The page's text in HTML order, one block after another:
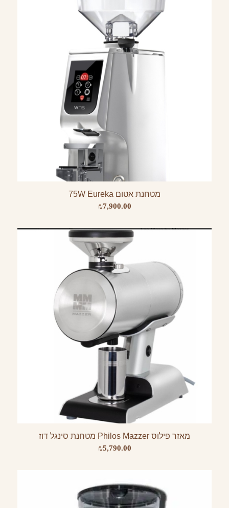
מטחנת אטום 75W Eureka
₪7,900.00
מאזר פילוס Philos Mazzer מטחנת סינגל דוז
₪5,790.00